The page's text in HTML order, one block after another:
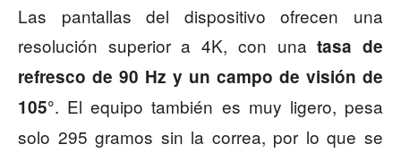
Las pantallas del dispositivo ofrecen una
resolución superior a 4K, con unatasa de
refresco de 90 Hz y un campo de visión de
105°. El equipo también es muy ligero, pesa
solo 295 gramos sin la correa, por lo que se